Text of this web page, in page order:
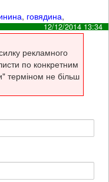
, говядина,
12/12/2014 13:34
рекламного
по конкретним
терміном не більш